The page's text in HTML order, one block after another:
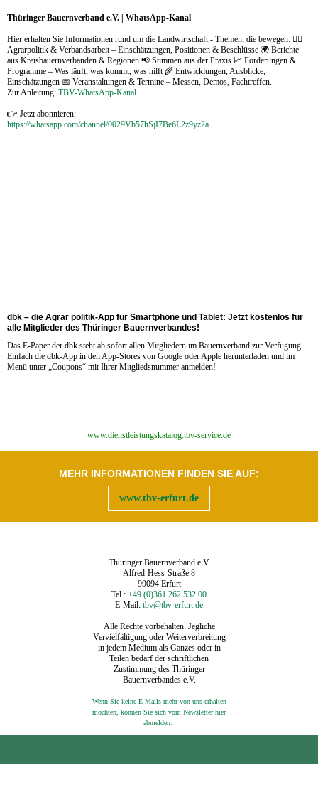
Thüringer Bauernverband e.V. | WhatsApp-Kanal
Hier erhalten Sie Informationen rund um die Landwirtschaft - Themen, die bewegen: 🧑‍⚖️
Agrarpolitik & Verbandsarbeit – Einschätzungen, Positionen & Beschlüsse 🌍 Berichte
aus Kreisbauernverbänden & Regionen 📢 Stimmen aus der Praxis 📈 Förderungen &
Programme – Was läuft, was kommt, was hilft 🌾 Entwicklungen, Ausblicke,
Einschätzungen 📅 Veranstaltungen & Termine – Messen, Demos, Fachtreffen.
Zur Anleitung: TBV-WhatsApp-Kanal
👉 Jetzt abonnieren:
https://whatsapp.com/channel/0029Vb57hSjI7Be6L2z9yz2a
dbk – die Agrar politik-App für Smartphone und Tablet: Jetzt kostenlos für
alle Mitglieder des Thüringer Bauernverbandes!
Das E-Paper der dbk steht ab sofort allen Mitgliedern im Bauernverband zur Verfügung.
Einfach die dbk-App in den App-Stores von Google oder Apple herunterladen und im
Menü unter „Coupons“ mit Ihrer Mitgliedsnummer anmelden!
‍www.dienstleistungskatalog.tbv-service.de
MEHR INFORMATIONEN FINDEN SIE AUF:
www.tbv-erfurt.de
Thüringer Bauernverband e.V.
Alfred-Hess-Straße 8
99094 Erfurt
Tel.: +49 (0)361 262 532 00
E-Mail: tbv@tbv-erfurt.de
Alle Rechte vorbehalten. Jegliche
Vervielfältigung oder Weiterverbreitung
in jedem Medium als Ganzes oder in
Teilen bedarf der schriftlichen
Zustimmung des Thüringer
Bauernverbandes e.V.
Wenn Sie keine E-Mails mehr von uns erhalten
möchten, können Sie sich vom Newsletter hier
abmelden.